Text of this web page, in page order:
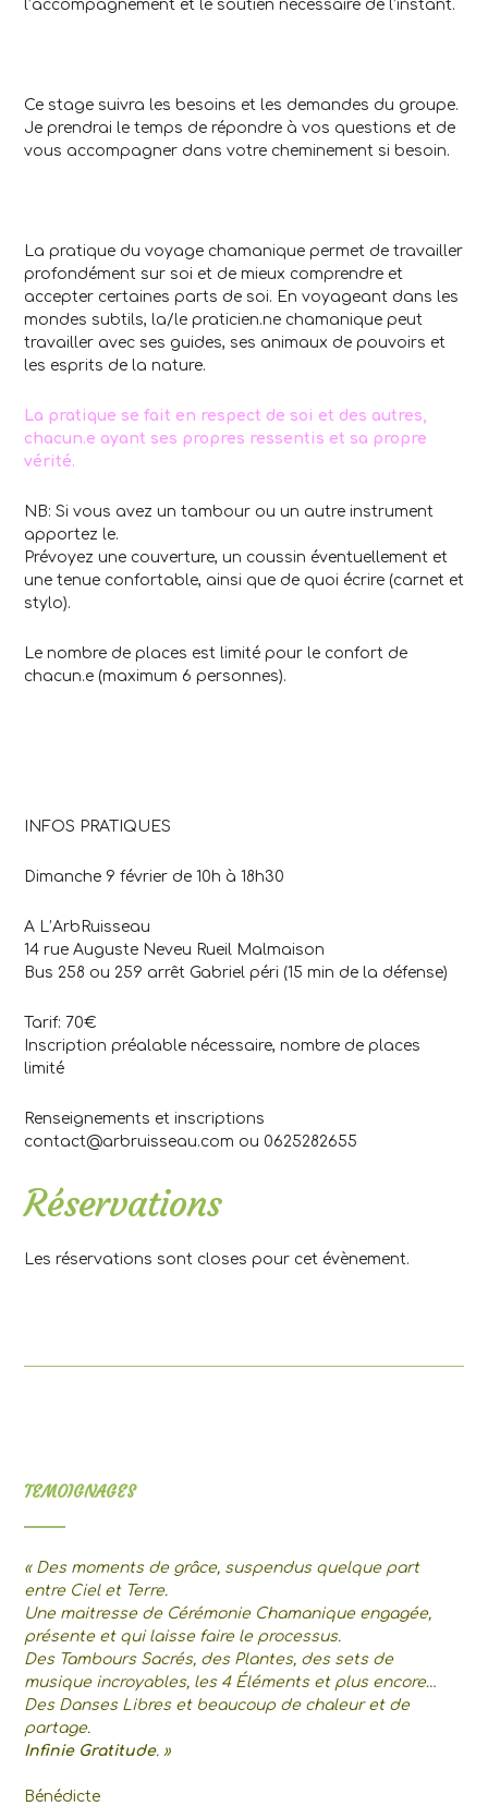
l’accompagnement et le soutien nécessaire de l’instant.
Ce stage suivra les besoins et les demandes du groupe.
Je prendrai le temps de répondre à vos questions et de
vous accompagner dans votre cheminement si besoin.
La pratique du voyage chamanique permet de travailler
profondément sur soi et de mieux comprendre et
accepter certaines parts de soi. En voyageant dans les
mondes subtils, la/le praticien.ne chamanique peut
travailler avec ses guides, ses animaux de pouvoirs et
les esprits de la nature.
La pratique se fait en respect de soi et des autres,
chacun.e ayant ses propres ressentis et sa propre
vérité.
NB: Si vous avez un tambour ou un autre instrument
apportez le.
Prévoyez une couverture, un coussin éventuellement et
une tenue confortable, ainsi que de quoi écrire (carnet et
stylo).
Le nombre de places est limité pour le confort de
chacun.e (maximum 6 personnes).
INFOS PRATIQUES
Dimanche 9 février de 10h à 18h30
A L’ArbRuisseau
14 rue Auguste Neveu Rueil Malmaison
Bus 258 ou 259 arrêt Gabriel péri (15 min de la défense)
Tarif: 70€
Inscription préalable nécessaire, nombre de places
limité
Renseignements et inscriptions
contact@arbruisseau.com ou 0625282655
Réservations
Les réservations sont closes pour cet évènement.
TEMOIGNAGES
« Des moments de grâce, suspendus quelque part
entre Ciel et Terre.
Une maitresse de Cérémonie Chamanique engagée,
présente et qui laisse faire le processus.
Des Tambours Sacrés, des Plantes, des sets de
musique incroyables, les 4 Éléments et plus encore…
Des Danses Libres et beaucoup de chaleur et de
partage.
Infinie Gratitude. »
Bénédicte